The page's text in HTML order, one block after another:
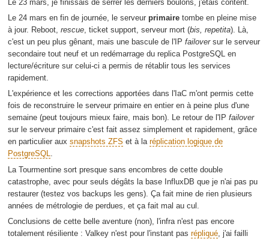
Le 23 mars, je finissais de serrer les derniers boulons, j'étais content.
Le 24 mars en fin de journée, le serveur primairetombe en pleine mise
à jour. Reboot, rescue, ticket support, serveur mort (bis, repetita). Là,
c'est un peu plus gênant, mais une bascule de l'IP failoversur le serveur
secondaire tout neuf et un redémarrage du replica PostgreSQL en
lecture/écriture sur celui-ci a permis de rétablir tous les services
rapidement.
L'expérience et les corrections apportées dans l'IaC m'ont permis cette
fois de reconstruire le serveur primaire en entier en à peine plus d'une
semaine (peut toujours mieux faire, mais bon). Le retour de l'IP failover
sur le serveur primaire c'est fait assez simplement et rapidement, grâce
en particulier aux snapshots ZFS et à la réplication logique de
PostgreSQL.
La Tourmentine sort presque sans encombres de cette double
catastrophe, avec pour seuls dégâts la base InfluxDB que je n'ai pas pu
restaurer (testez vos backups les gens). Ça fait mine de rien plusieurs
années de métrologie de perdues, et ça fait mal au cul.
Conclusions de cette belle aventure (non), l'infra n'est pas encore
totalement résiliente : Valkey n'est pour l'instant pas répliqué, j'ai failli